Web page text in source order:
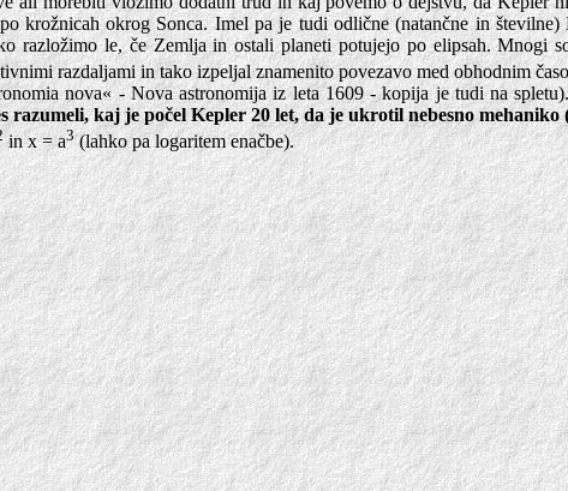
krožnicah okrog Sonca. Imel pa je tudi odlične (natančne in
razložimo le, če Zemlja in ostali planeti potujejo po elipsah. Mnogi
razdaljami in tako izpeljal znamenito povezavo med obhodnim
nova« - Nova astronomija iz leta 1609 - kopija je tudi na
razumeli, kaj je počel Kepler 20 let, da je ukrotil nebesno
in x = a3(lahko pa logaritem enačbe).